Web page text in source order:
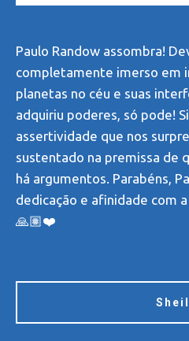
Paulo Randow assombra!
completamente imerso em
planetas no céu e suas
adquiriu poderes, só pode!
assertividade que nos
sustentado na premissa de
há argumentos. Parabéns,
dedicação e afinidade com
🙏🏽❤️